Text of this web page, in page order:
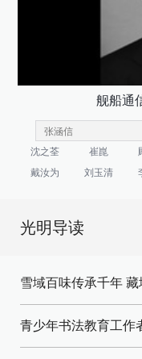
舰船通
沈之荃 崔崑
戴汝为
刘玉清
光明导读
雪域百味传承千年
青少年书法教育工作